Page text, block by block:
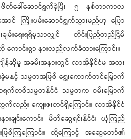
ဖိတ်ခေါ်ဆောင်ရွက်ခဲ့ပြီး ၅ နှစ်တာကာလ
အောင် ကြိုးပမ်းဆောင်ရွက်သွားမည်ဟု ပြော
ချမ်းရေးရရှိမှသာလျှင် တိုင်းပြည်တည်ငြိမ်
ကောင်းစွာ နားလည်လက်ခံထားကြောင်း။
ျိန်ဆိုမှု အခမ်းအနားတွင် လာအိုနိုင်ငံမှ အထူး
င့် သမ္မတအဖြစ် ရွေးကောက်တင်မြှောက်
က်တစ်သမ္မတနိုင်ငံ သမ္မတက ဝမ်းမြောက်
လည်း ကျေးဇူးတင်ရှိကြောင်း၊ လာအိုနိုင်ငံ
းချင်းကောင်း မိတ်ဆွေရင်းနိုင်ငံ၊ ယုံကြည်
ြစ်ကြကြောင်း၊ ထို့ကြောင့် အဆွေတော်၏